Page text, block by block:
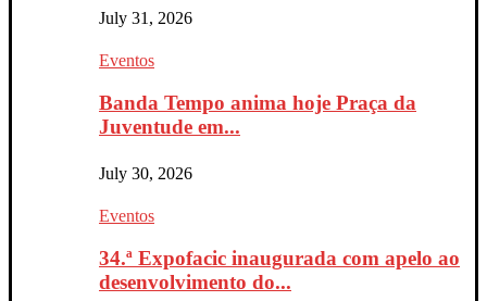
July 31, 2026
Eventos
Banda Tempo anima hoje Praça da
Juventude em...
July 30, 2026
Eventos
34.ª Expofacic inaugurada com apelo ao
desenvolvimento do...